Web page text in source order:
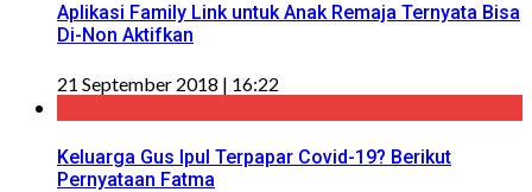
Aplikasi Family Link untuk Anak Remaja Ternyata Bisa
Di-Non Aktifkan
21 September 2018 | 16:22
Keluarga Gus Ipul Terpapar Covid-19? Berikut
Pernyataan Fatma